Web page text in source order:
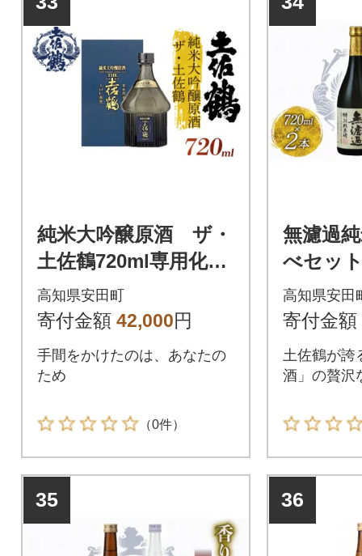
純米大吟醸原酒 ザ・
土佐鶴720ml専用化粧
箱つき
高知県安田町
寄付金額 42,000円
手間をかけたのは、あなたの
ため
（0件）
無濾過
べセッ
高知県安田
寄付金額
土佐鶴が誇
酒」の贅沢
35 36